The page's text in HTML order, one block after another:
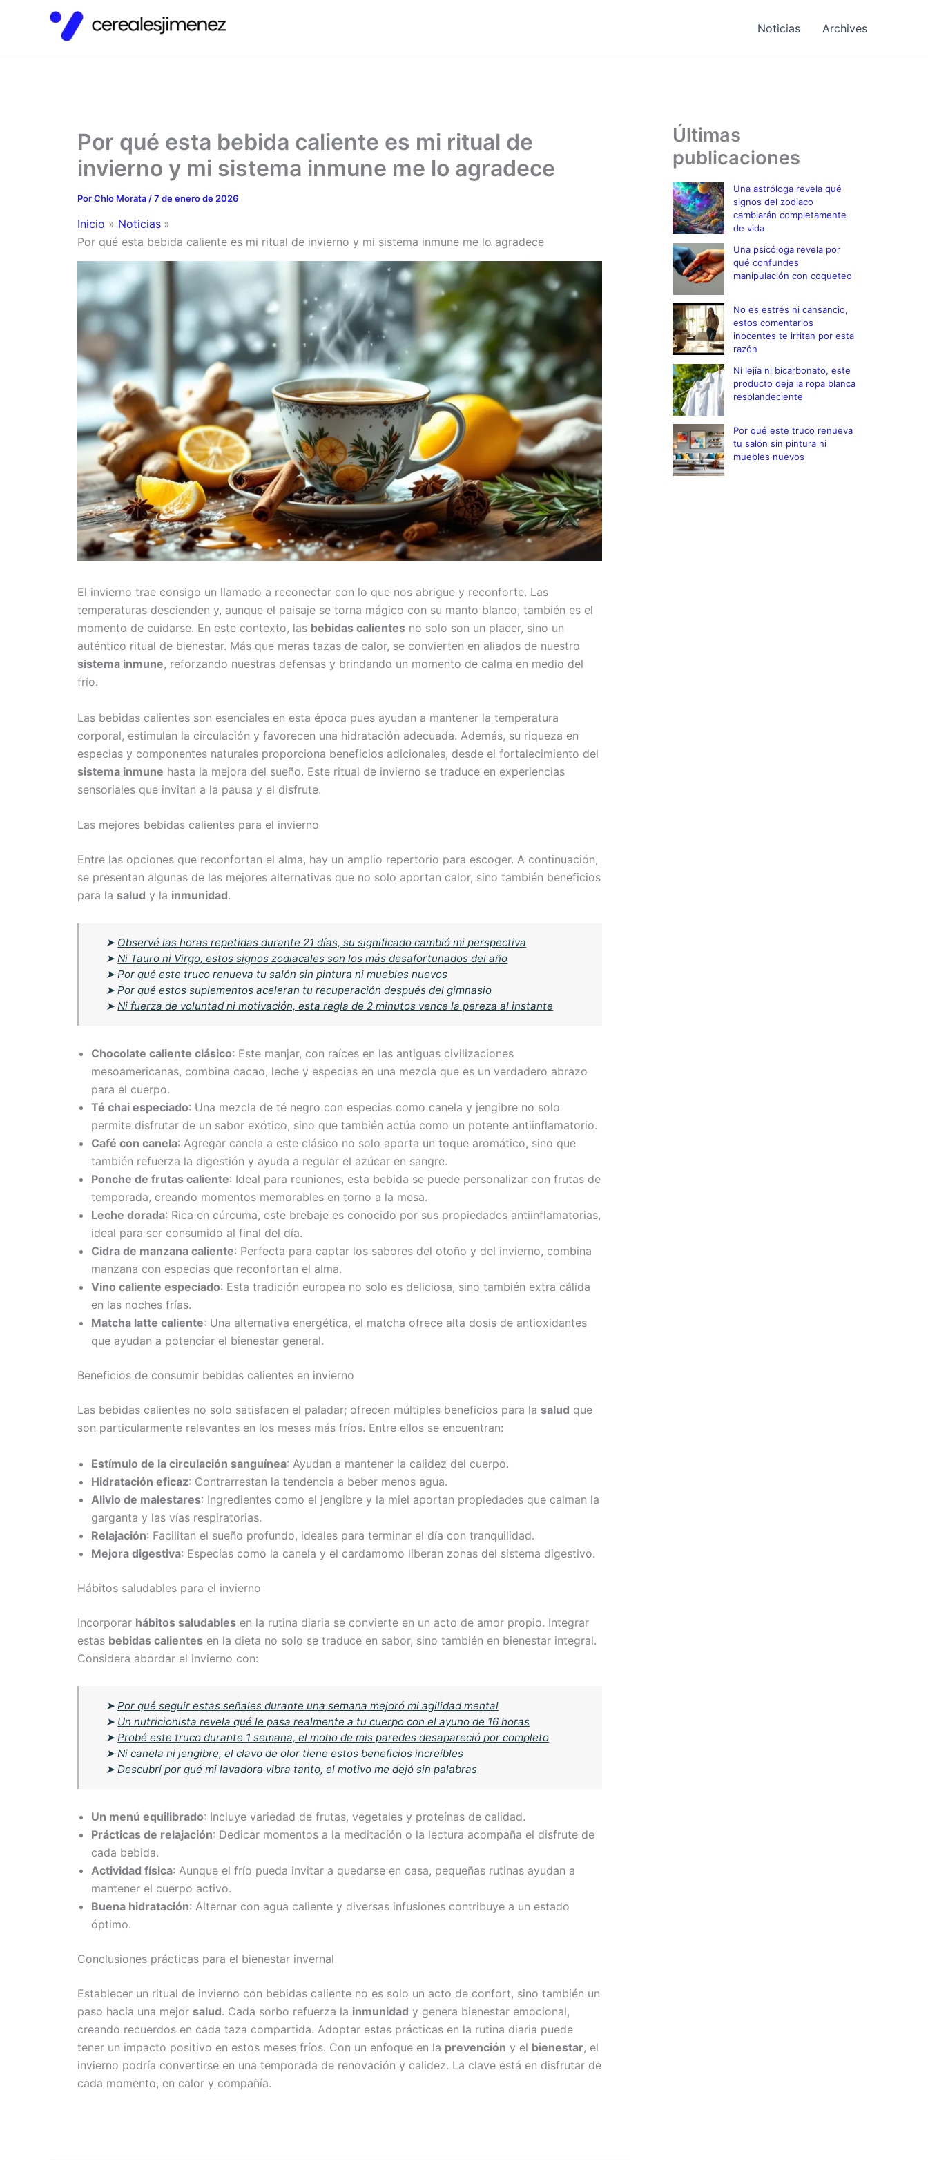
Noticias Archives
Por qué esta bebida caliente es mi ritual de
invierno y mi sistema inmune me lo agradece
PorChlo Morata /7 de enero de 2026
Inicio
Noticias
Por qué esta bebida caliente es mi ritual de invierno y mi sistema inmune me lo agradece
El invierno trae consigo un llamado a reconectar con lo que nos abrigue y reconforte. Las
temperaturas descienden y, aunque el paisaje se torna mágico con su manto blanco, también es el
momento de cuidarse. En este contexto, las bebidas calientes no solo son un placer, sino un
auténtico ritual de bienestar. Más que meras tazas de calor, se convierten en aliados de nuestro
sistema inmune, reforzando nuestras defensas y brindando un momento de calma en medio del
frío.
Las bebidas calientes son esenciales en esta época pues ayudan a mantener la temperatura
corporal, estimulan la circulación y favorecen una hidratación adecuada. Además, su riqueza en
especias y componentes naturales proporciona beneficios adicionales, desde el fortalecimiento del
sistema inmune hasta la mejora del sueño. Este ritual de invierno se traduce en experiencias
sensoriales que invitan a la pausa y el disfrute.
Las mejores bebidas calientes para el invierno
Entre las opciones que reconfortan el alma, hay un amplio repertorio para escoger. A continuación,
se presentan algunas de las mejores alternativas que no solo aportan calor, sino también beneficios
para la salud y la inmunidad.
➤ Observé las horas repetidas durante 21 días, su significado cambió mi perspectiva
➤Ni Tauro ni Virgo, estos signos zodiacales son los más desafortunados del año
➤Por qué este truco renueva tu salón sin pintura ni muebles nuevos
➤Por qué estos suplementos aceleran tu recuperación después del gimnasio
➤Ni fuerza de voluntad ni motivación, esta regla de 2 minutos vence la pereza al instante
Chocolate caliente clásico: Este manjar, con raíces en las antiguas civilizaciones
mesoamericanas, combina cacao, leche y especias en una mezcla que es un verdadero abrazo
para el cuerpo.
Té chai especiado: Una mezcla de té negro con especias como canela y jengibre no solo
permite disfrutar de un sabor exótico, sino que también actúa como un potente antiinflamatorio.
Café con canela: Agregar canela a este clásico no solo aporta un toque aromático, sino que
también refuerza la digestión y ayuda a regular el azúcar en sangre.
Ponche de frutas caliente: Ideal para reuniones, esta bebida se puede personalizar con frutas de
temporada, creando momentos memorables en torno a la mesa.
Leche dorada: Rica en cúrcuma, este brebaje es conocido por sus propiedades antiinflamatorias,
ideal para ser consumido al final del día.
Cidra de manzana caliente: Perfecta para captar los sabores del otoño y del invierno, combina
manzana con especias que reconfortan el alma.
Vino caliente especiado: Esta tradición europea no solo es deliciosa, sino también extra cálida
en las noches frías.
Matcha latte caliente: Una alternativa energética, el matcha ofrece alta dosis de antioxidantes
que ayudan a potenciar el bienestar general.
Beneficios de consumir bebidas calientes en invierno
Las bebidas calientes no solo satisfacen el paladar; ofrecen múltiples beneficios para la salud que
son particularmente relevantes en los meses más fríos. Entre ellos se encuentran:
Estímulo de la circulación sanguínea: Ayudan a mantener la calidez del cuerpo.
Hidratación eficaz: Contrarrestan la tendencia a beber menos agua.
Alivio de malestares: Ingredientes como el jengibre y la miel aportan propiedades que calman la
garganta y las vías respiratorias.
Relajación: Facilitan el sueño profundo, ideales para terminar el día con tranquilidad.
Mejora digestiva: Especias como la canela y el cardamomo liberan zonas del sistema digestivo.
Hábitos saludables para el invierno
Incorporar hábitos saludables en la rutina diaria se convierte en un acto de amor propio. Integrar
estas bebidas calientes en la dieta no solo se traduce en sabor, sino también en bienestar integral.
Considera abordar el invierno con:
➤Por qué seguir estas señales durante una semana mejoró mi agilidad mental
➤ Un nutricionista revela qué le pasa realmente a tu cuerpo con el ayuno de 16 horas
➤Probé este truco durante 1 semana, el moho de mis paredes desapareció por completo
➤Ni canela ni jengibre, el clavo de olor tiene estos beneficios increíbles
➤Descubrí por qué mi lavadora vibra tanto, el motivo me dejó sin palabras
Un menú equilibrado: Incluye variedad de frutas, vegetales y proteínas de calidad.
Prácticas de relajación: Dedicar momentos a la meditación o la lectura acompaña el disfrute de
cada bebida.
Actividad física: Aunque el frío pueda invitar a quedarse en casa, pequeñas rutinas ayudan a
mantener el cuerpo activo.
Buena hidratación: Alternar con agua caliente y diversas infusiones contribuye a un estado
óptimo.
Conclusiones prácticas para el bienestar invernal
Establecer un ritual de invierno con bebidas caliente no es solo un acto de confort, sino también un
paso hacia una mejor salud. Cada sorbo refuerza la inmunidad y genera bienestar emocional,
creando recuerdos en cada taza compartida. Adoptar estas prácticas en la rutina diaria puede
tener un impacto positivo en estos meses fríos. Con un enfoque en la prevención y el bienestar, el
invierno podría convertirse en una temporada de renovación y calidez. La clave está en disfrutar de
cada momento, en calor y compañía.
Últimas
publicaciones
Una astróloga revela qué
signos del zodiaco
cambiarán completamente
de vida
Una psicóloga revela por
qué confundes
manipulación con coqueteo
No es estrés ni cansancio,
estos comentarios
inocentes te irritan por esta
razón
Ni lejía ni bicarbonato, este
producto deja la ropa blanca
resplandeciente
Por qué este truco renueva
tu salón sin pintura ni
muebles nuevos